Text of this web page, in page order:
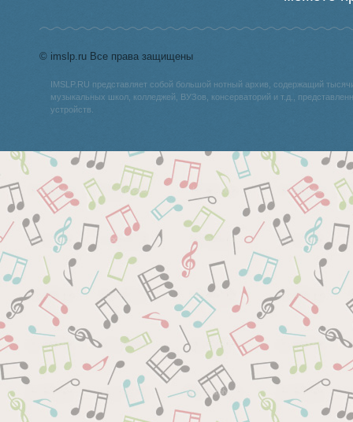
© imslp.ru Все права защищены
IMSLP.RU представляет собой большой нотный архив, содержащий
музыкальных школ, колледжей, ВУЗов, консерваторий и т.д.,
устройств.